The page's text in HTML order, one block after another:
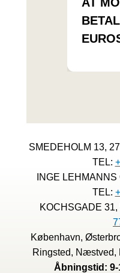
SMEDEHOLM 13,
TEL:
INGE
TEL:
KOCHSGADE
København,
Ringsted, Næstved,
Åbningstid: 9-